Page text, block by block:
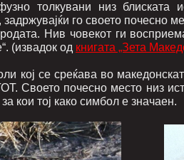
толкувани низ
задржувајќи го своето почесно
Нив човекот ги
(извадок од книгата „Зета
кој се среќава во
Своето почесно место низ
кои тој како симбол е значаен.